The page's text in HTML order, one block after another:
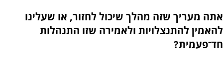
אתה מעריך שזה מהלך שיכול לחזור, או שעלינו
להאמין להתנצלויות ולאמירה שזו התנהלות
חד־פעמית?